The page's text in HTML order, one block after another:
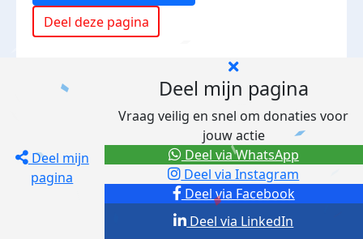
Deel deze pagina
Deel mijn
pagina
Deel mijn pagina
Vraag veilig en snel om donaties voor
jouw actie
Deel via Facebook
Deel via Instagram
Deel via LinkedIn
Deel via WhatsApp